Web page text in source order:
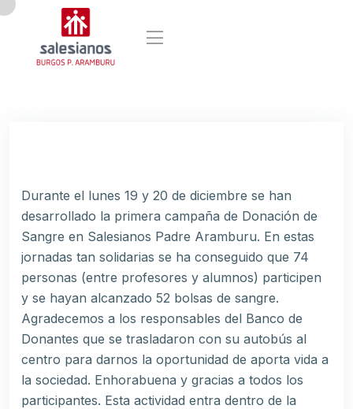
Durante el lunes 19 y 20 de diciembre se han
desarrollado la primera campaña de Donación de
Sangre en Salesianos Padre Aramburu. En estas
jornadas tan solidarias se ha conseguido que 74
personas (entre profesores y alumnos) participen
y se hayan alcanzado 52 bolsas de sangre.
Agradecemos a los responsables del Banco de
Donantes que se trasladaron con su autobús al
centro para darnos la oportunidad de aporta vida a
la sociedad. Enhorabuena y gracias a todos los
participantes. Esta actividad entra dentro de la